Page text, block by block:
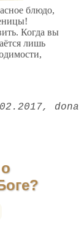
блюдо,
Когда вы
лишь
dona